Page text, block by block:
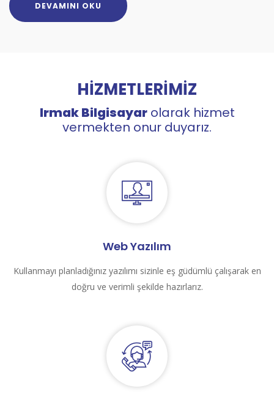
DEVAMINI OKU
HİZMETLERİMİZ
Irmak Bilgisayarolarak hizmet
vermekten onur duyarız.
Web Yazılım
Kullanmayı planladığınız yazılımı sizinle eş güdümlü çalışarak en
doğru ve verimli şekilde hazırlarız.